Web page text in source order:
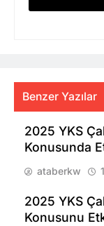
Benzer Yazılar
2025 YKS
Konusunda
ataberkw
2025 YKS
Konusunu